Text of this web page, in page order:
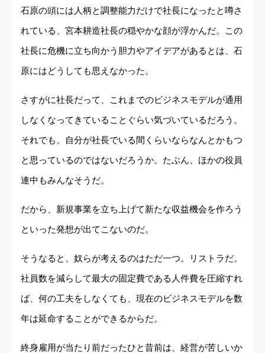
石原の頭には人柄と調整能力だけで社長になったと噂さ
れている、宮本耕造社長の穏やかな顔が浮かんだ。この
社長に危機に立ち向かう胆力やアイデアがあるとは、石
原にはどうしても思えなかった。
さすがに社長だって、これまでのビジネスモデルが通用
しなくなってきていることぐらい気づいているだろう。
それでも、自分が社長でいる間くらいならなんとかもつ
と思っているのではないだろうか。たぶん、ほかの役員
連中もみんなそうだ。
だから、新規事業を立ち上げて新たな収益機会を作ろう
といった発想が出てこないのだ。
そうなると、奴らが考えるのはただ一つ。リストラだ。
社員数を減らして最大の固定費である人件費を圧縮すれ
ば、何の工夫をしなくても、現在のビジネスモデルを数
年は延命することができるからだ。
終身雇用が当たり前だったひと昔前は、経営が苦しいか